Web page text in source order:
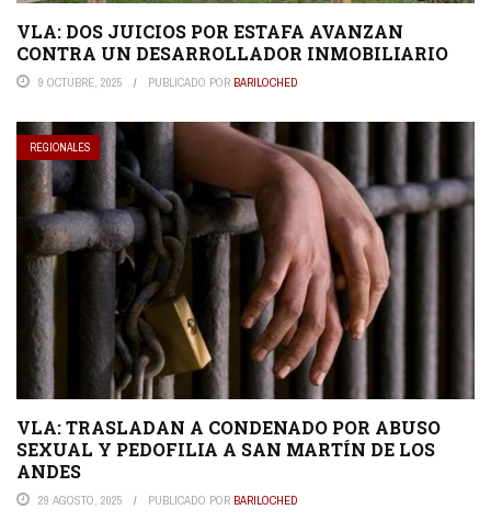
VLA: DOS JUICIOS POR ESTAFA AVANZAN
CONTRA UN DESARROLLADOR INMOBILIARIO
9 OCTUBRE, 2025 PUBLICADO POR BARILOCHED
REGIONALES
VLA: TRASLADAN A CONDENADO POR ABUSO
SEXUAL Y PEDOFILIA A SAN MARTÍN DE LOS
ANDES
29 AGOSTO, 2025 PUBLICADO POR BARILOCHED